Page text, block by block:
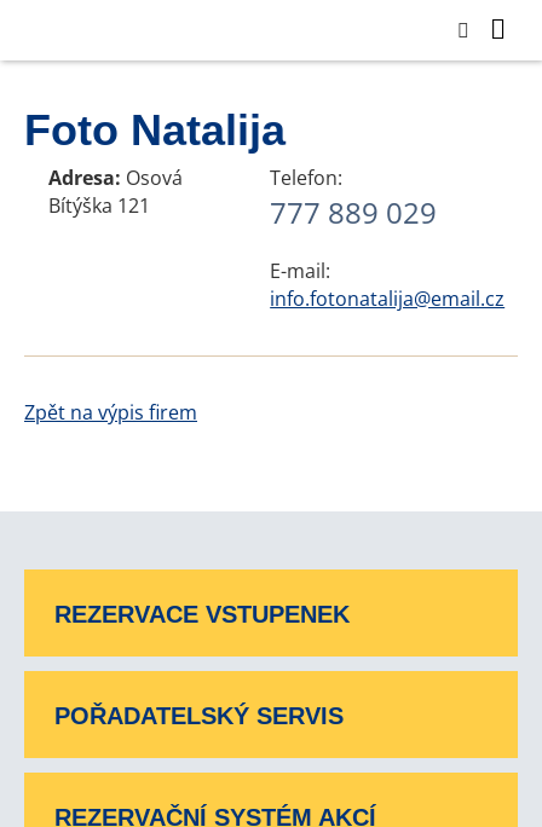
Foto Natalija
Adresa: Osová
Bítýška 121
Telefon:
777 889 029
E-mail:
info.fotonatalija@email.cz
Zpět na výpis firem
REZERVACE VSTUPENEK
POŘADATELSKÝ SERVIS
REZERVAČNÍ SYSTÉM AKCÍ